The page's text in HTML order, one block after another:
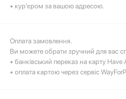
• кур'єром за вашою адресою.
Оплата замовлення.
Ви можете обрати зручний для вас
• банківський переказ на карту Have
• оплата картою через сервіс